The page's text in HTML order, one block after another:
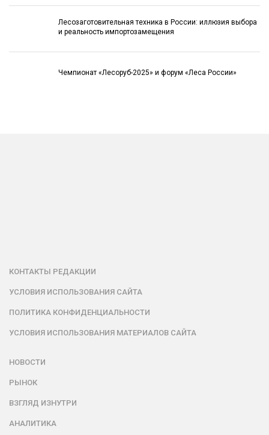
Лесозаготовительная техника в России: иллюзия выбора
и реальность импортозамещения
Чемпионат «Лесоруб-2025» и форум «Леса России»
КОНТАКТЫ РЕДАКЦИИ
УСЛОВИЯ ИСПОЛЬЗОВАНИЯ САЙТА
ПОЛИТИКА КОНФИДЕНЦИАЛЬНОСТИ
УСЛОВИЯ ИСПОЛЬЗОВАНИЯ МАТЕРИАЛОВ САЙТА
НОВОСТИ
РЫНОК
ВЗГЛЯД ИЗНУТРИ
АНАЛИТИКА